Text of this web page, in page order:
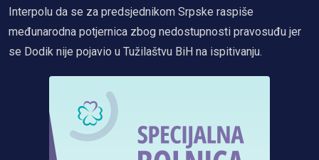
Interpolu da se za predsjednikom Srpske raspiše
međunarodna potjernica zbog nedostupnosti pravosuđu jer
se Dodik nije pojavio u Tužilaštvu BiH na ispitivanju.